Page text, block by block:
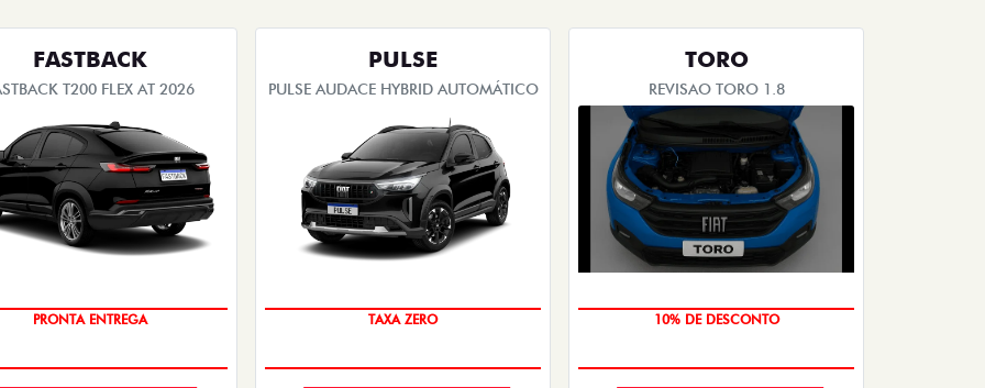
FASTBACK
T200 FLEX AT 2026
OPORTUNIDADE
PULSE
PULSE AUDACE HYBRID AUTOMÁTICO
SUPER OPORTUNIDADE!!!
TORO
REVISAO TORO 1.8
MÃO DE OBRA